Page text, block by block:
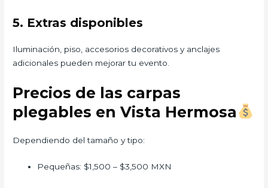
5. Extras disponibles
Iluminación, piso, accesorios decorativos y anclajes
adicionales pueden mejorar tu evento.
Precios de las carpas
plegables en Vista Hermosa
Dependiendo del tamaño y tipo:
Pequeñas: $1,500 – $3,500 MXN